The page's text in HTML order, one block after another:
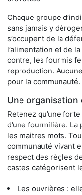
Chaque groupe
sans jamais y
s’occupent de la
l’alimentation et de
contre, les fourmis
reproduction.
pour la communauté.
Une organisation
Retenez qu’une
d’une fourmilière.
les maitres mots.
communauté vivant
respect des règles
castes catégorisent
Les ouvrières :